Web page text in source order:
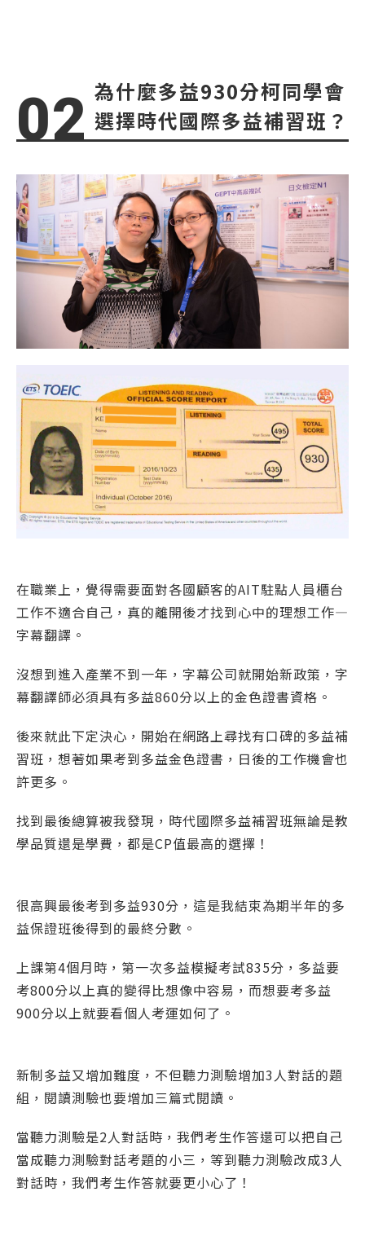
多益考試準備—
為什麼多益930分柯同學會
選擇時代國際多益補習班？
在職業上，覺得需要面對各國顧客的AIT駐點人員櫃台
工作不適合自己，真的離開後才找到心中的理想工作—
字幕翻譯。
沒想到進入產業不到一年，字幕公司就開始新政策，字
幕翻譯師必須具有多益860分以上的金色證書資格。
後來就此下定決心，開始在網路上尋找有口碑的多益補
習班，想著如果考到多益金色證書，日後的工作機會也
許更多。
找到最後總算被我發現，時代國際多益補習班無論是教
學品質還是學費，都是CP值最高的選擇！
很高興最後考到多益930分，這是我結束為期半年的多
益保證班後得到的最終分數。
上課第4個月時，第一次多益模擬考試835分，多益要
考800分以上真的變得比想像中容易，而想要考多益
900分以上就要看個人考運如何了。
新制多益又增加難度，不但聽力測驗增加3人對話的題
組，閱讀測驗也要增加三篇式閱讀。
當聽力測驗是2人對話時，我們考生作答還可以把自己
當成聽力測驗對話考題的小三，等到聽力測驗改成3人
對話時，我們考生作答就要更小心了！